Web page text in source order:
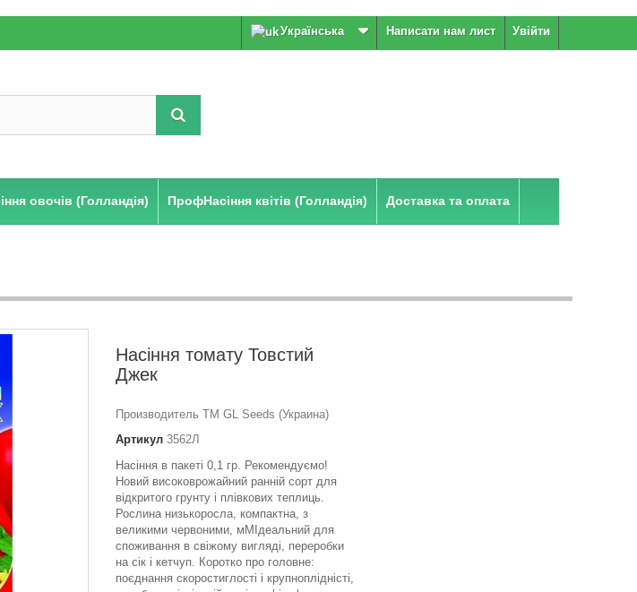
Увійти
Написати нам лист
Українська
овочів (Голландія) ПрофНасіння квітів (Голландія) Доставка та оплата
Насіння томату Товстий
Джек
Производитель ТМ GL Seeds (Украина)
Артикул 3562Л
Насіння в пакеті 0,1 гр. Рекомендуємо!
Новий високоврожайний ранній сорт для
відкритого грунту і плівкових теплиць.
Рослина низькоросла, компактна, з
великими червоними, мМІдеальний для
споживання в свіжому вигляді, переробки
на сік і кетчуп. Коротко про головне:
поєднання скоростиглості і крупноплідністі,